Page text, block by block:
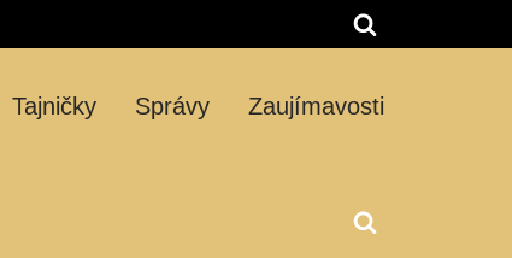
Tajničky Správy Zaujímavosti